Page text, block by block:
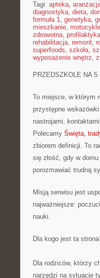
Tagi: apteka,
diagnostyka, dieta,
formuła 1, genetyka,
mieszkanie, motocykle
zdrowotna, profilaktyka
rehabilitacja, remont,
superfoods, szkoła,
wyposażenie wnętrz,
PRZEDSZKOLE NA
To miejsce, w którym
przystępne
nastrojami,
Polecamy Święta,
zbiorem definicji. To
się złość, gdy w
porozmawiać trudną
Misją serwisu jest
najważniejsze:
nauki.
Dla kogo jest ta
Dla rodziców, którzy
narzędzi na sytuacje